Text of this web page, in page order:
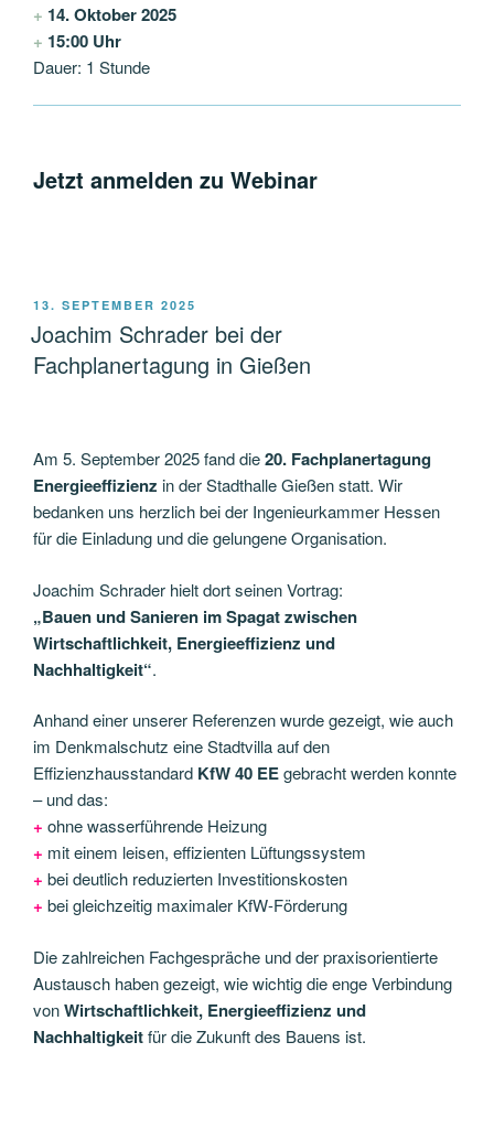
+ 14. Oktober 2025
+ 15:00 Uhr
Dauer: 1 Stunde
Jetzt anmelden zu Webinar
VERÖFFENTLICHT
AM
13. SEPTEMBER 2025
Joachim Schrader bei der
Fachplanertagung in Gießen
Am 5. September 2025 fand die20. Fachplanertagung
Energieeffizienz in der Stadthalle Gießen statt. Wir
bedanken uns herzlich bei der Ingenieurkammer Hessen
für die Einladung und die gelungene Organisation.
Joachim Schrader hielt dort seinen Vortrag:
„Bauen und Sanieren im Spagat zwischen
Wirtschaftlichkeit, Energieeffizienz und
Nachhaltigkeit“.
Anhand einer unserer Referenzen wurde gezeigt, wie auch
im Denkmalschutz eine Stadtvilla auf den
Effizienzhausstandard KfW 40 EEgebracht werden konnte
– und das:
+ ohne wasserführende Heizung
+ mit einem leisen, effizienten Lüftungssystem
+ bei deutlich reduzierten Investitionskosten
+ bei gleichzeitig maximaler KfW-Förderung
Die zahlreichen Fachgespräche und der praxisorientierte
Austausch haben gezeigt, wie wichtig die enge Verbindung
vonWirtschaftlichkeit, Energieeffizienz und
Nachhaltigkeitfür die Zukunft des Bauens ist.